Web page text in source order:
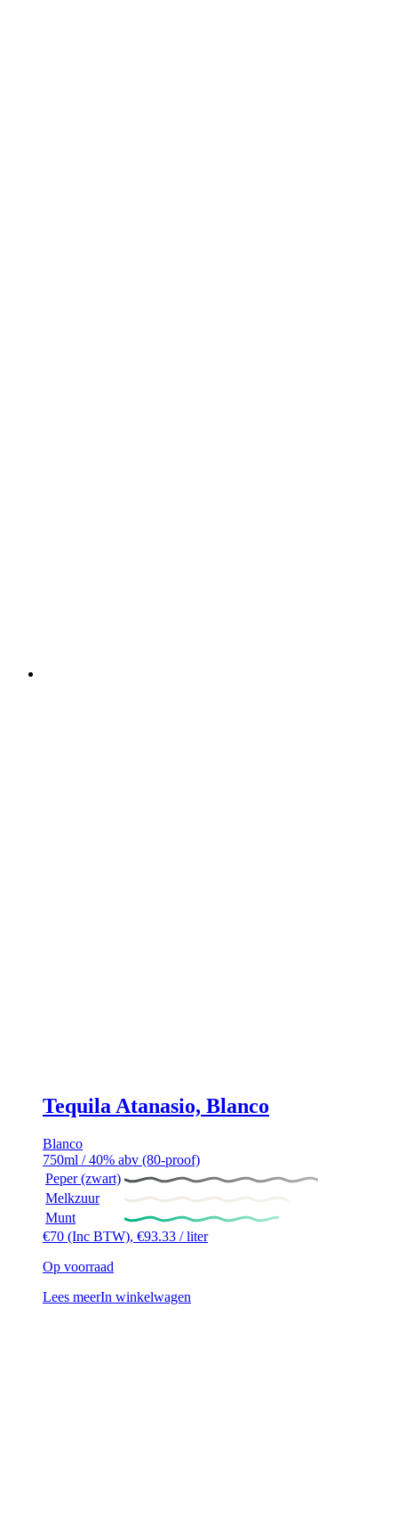
Tequila Atanasio, Blanco
Blanco
750ml / 40% abv (80-proof)
Peper (zwart)
Melkzuur
Munt
€70 (Inc BTW), €93.33 / liter
Op voorraad
Lees meerIn winkelwagen